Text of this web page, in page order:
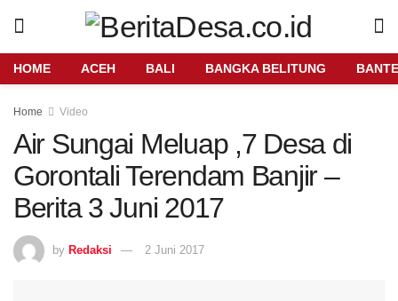
HOME ACEH BALI BANGKA BELITUNG
Home Video
Air Sungai Meluap ,7 Desa di
Gorontali Terendam Banjir –
Berita 3 Juni 2017
by Redaksi 2 Juni 2017